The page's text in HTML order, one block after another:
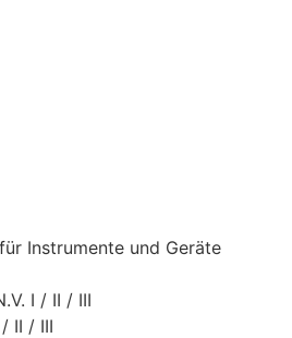
the
Instrumente und Geräte
I / II / III
II / III